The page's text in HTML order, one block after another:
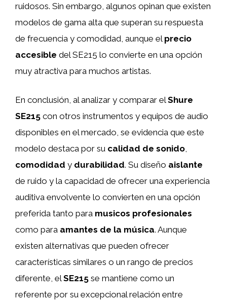
ruidosos. Sin embargo, algunos opinan que existen
modelos de gama alta que superan su respuesta
de frecuencia y comodidad, aunque el precio
accesible del SE215 lo convierte en una opción
muy atractiva para muchos artistas.
En conclusión, al analizar y comparar elShure
SE215 con otros instrumentos y equipos de audio
disponibles en el mercado, se evidencia que este
modelo destaca por su calidad de sonido,
comodidad y durabilidad. Su diseño aislante
de ruido y la capacidad de ofrecer una experiencia
auditiva envolvente lo convierten en una opción
preferida tanto para musicos profesionales
como para amantes de la música. Aunque
existen alternativas que pueden ofrecer
características similares o un rango de precios
diferente, elSE215 se mantiene como un
referente por su excepcional relación entre